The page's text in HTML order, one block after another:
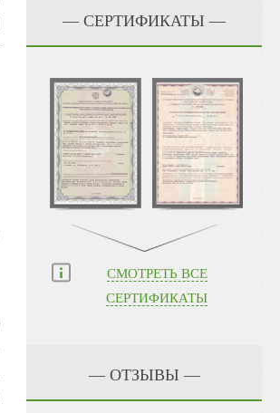
— СЕРТИФИКАТЫ —
СМОТРЕТЬ ВСЕ
СЕРТИФИКАТЫ
— ОТЗЫВЫ —